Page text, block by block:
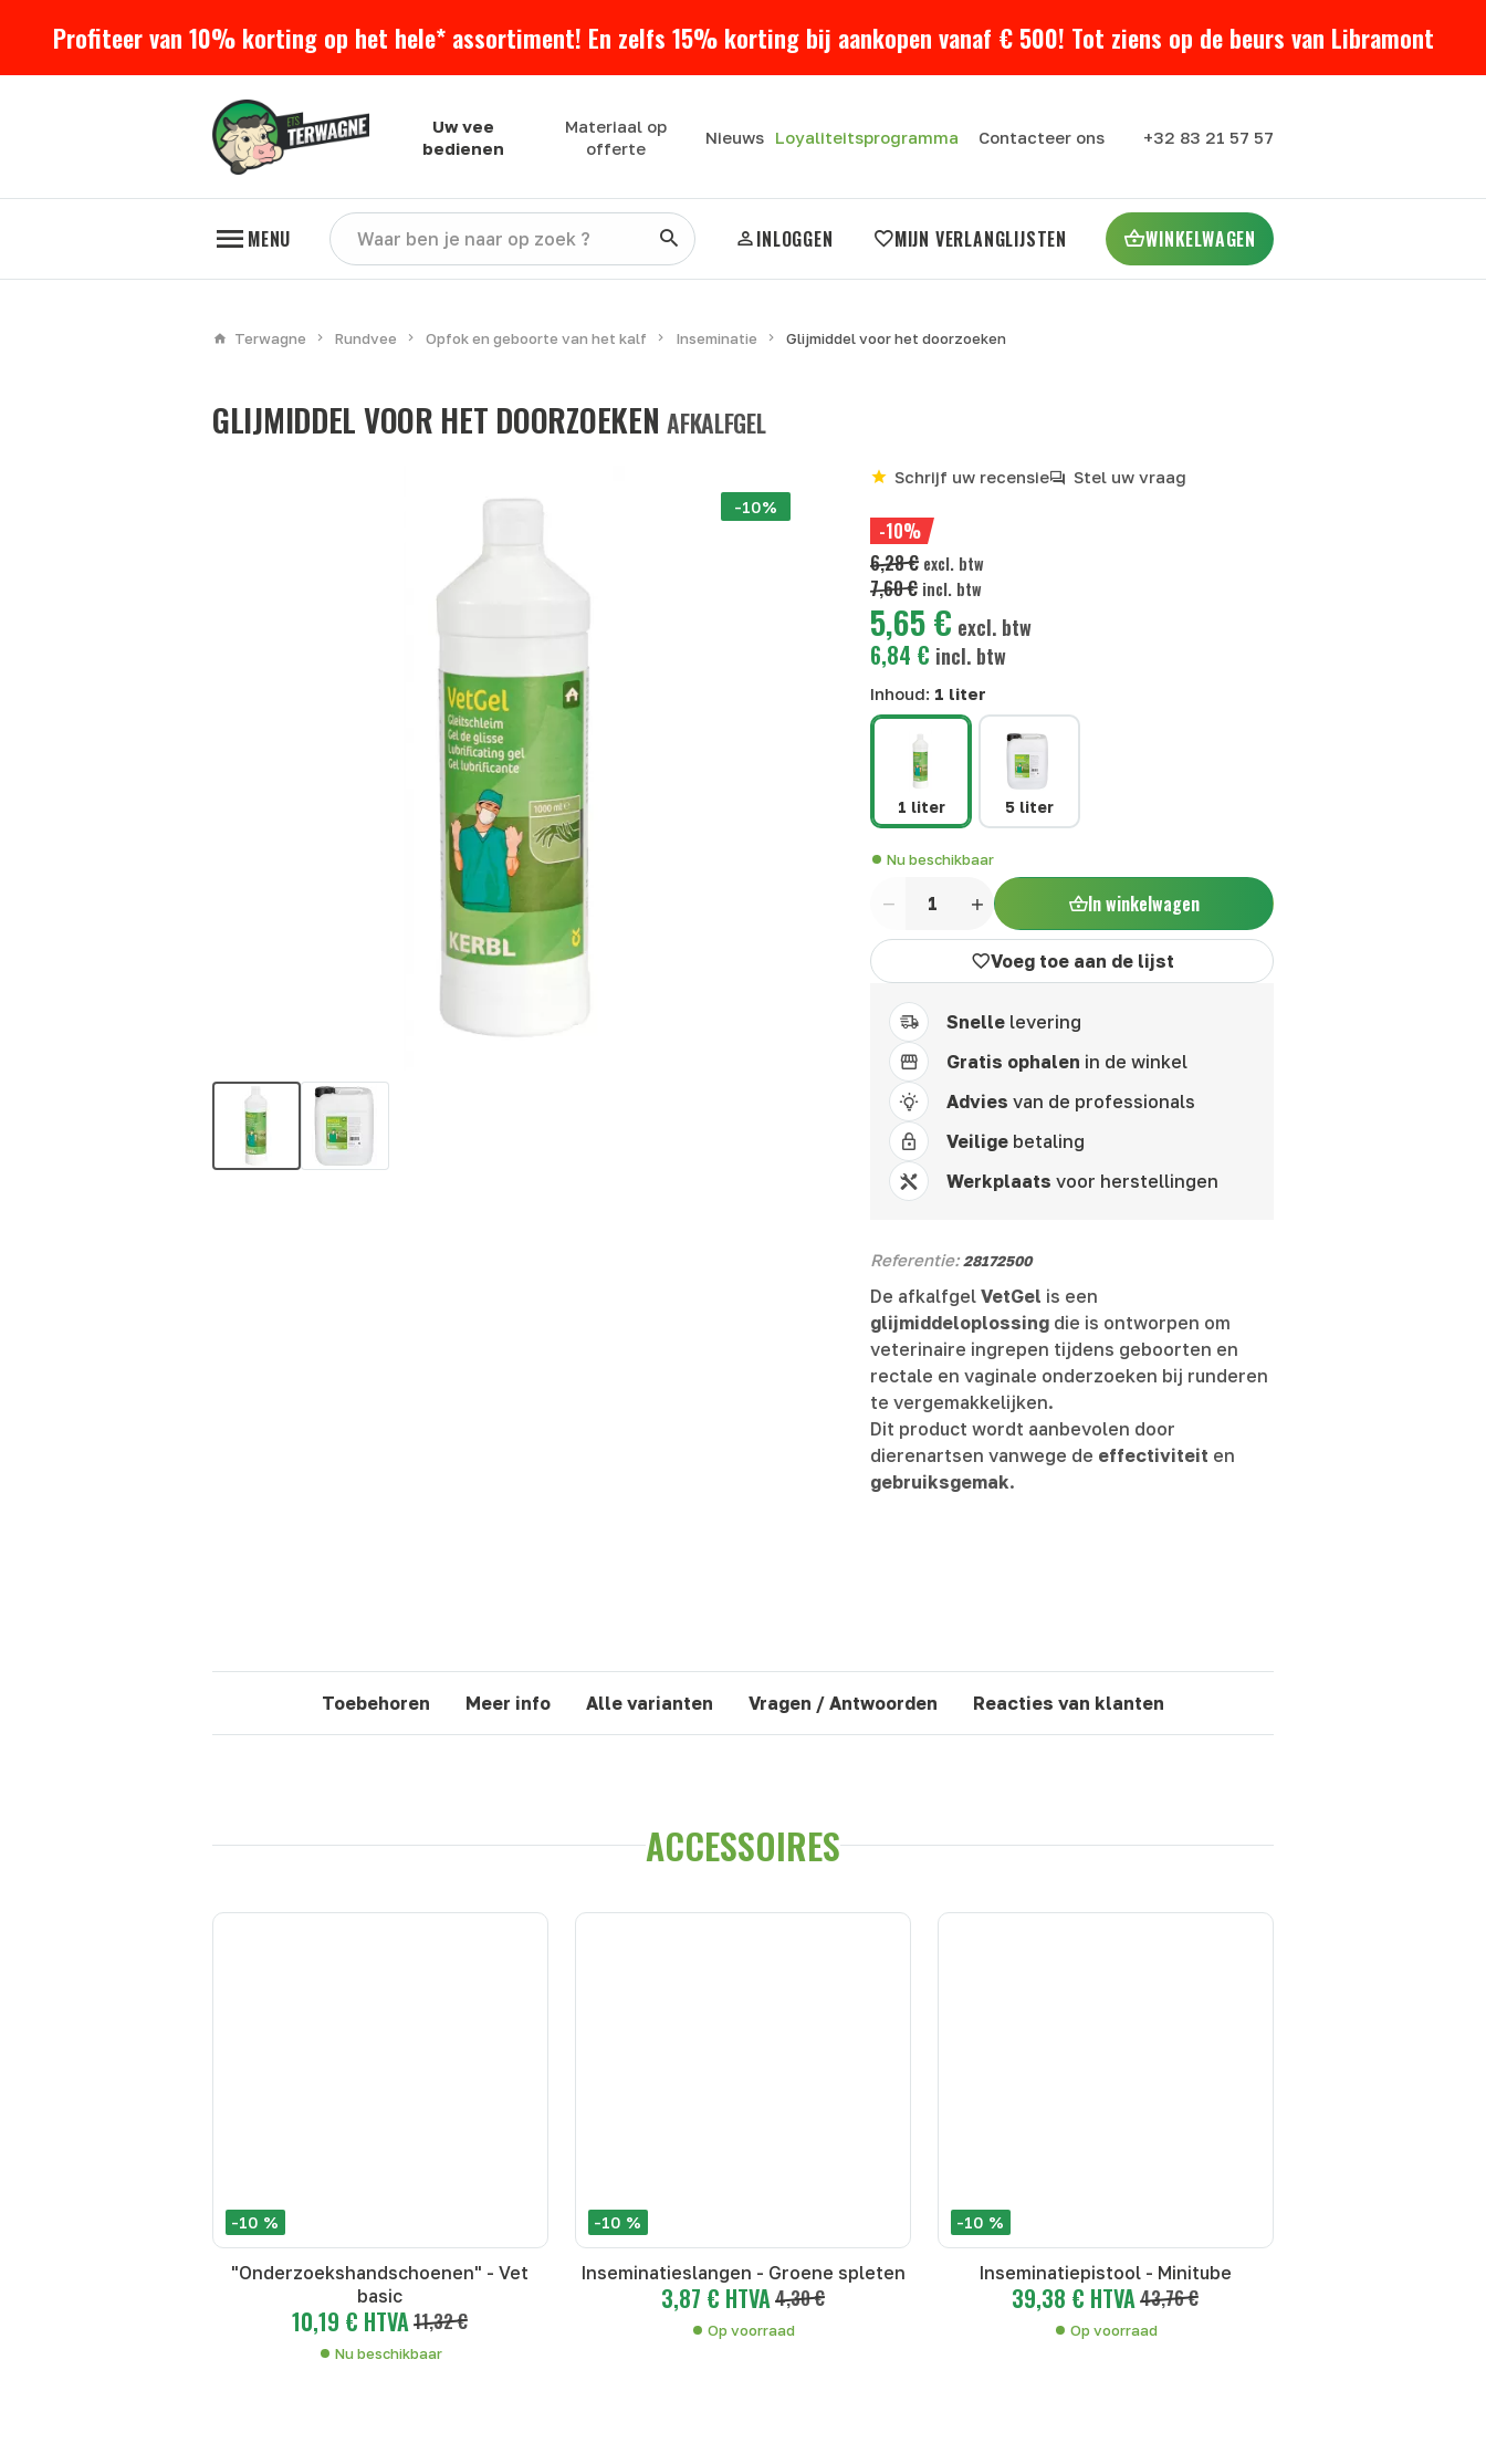
Profiteer van 10% korting op het hele* assortiment! En zelfs 15% korting bij aankopen vanaf € 500! Tot ziens op de beurs van Libramont
Uw vee
bedienen
Materiaal op
offerte
Nieuws Loyaliteitsprogramma Contacteer ons +32 83 21 57 57
MENU INLOGGEN MIJN VERLANGLIJSTEN WINKELWAGEN
Terwagne Rundvee Opfok en geboorte van het kalf Inseminatie Glijmiddel voor het doorzoeken
GLIJMIDDEL VOOR HET DOORZOEKENAFKALFGEL
Schrijf uw recensie
Stel uw vraag
-10%
-10%
6,28 € excl. btw
7,60 € incl. btw
5,65 € excl. btw
6,84 € incl. btw
Inhoud: 1 liter
1 liter 5 liter
Nu beschikbaar
Aantal In winkelwagen
Voeg toe aan de lijst
Snellelevering
Gratis ophalen in de winkel
Advies van de professionals
Veiligebetaling
Werkplaats voor herstellingen
Referentie:28172500
De afkalfgelVetGel is een
glijmiddeloplossing die is ontworpen om
veterinaire ingrepen tijdens geboorten en
rectale en vaginale onderzoeken bij runderen
te vergemakkelijken.
Dit product wordt aanbevolen door
dierenartsen vanwege de effectiviteit en
gebruiksgemak.
Toebehoren Meer info Alle varianten Vragen / Antwoorden Reacties van klanten
ACCESSOIRES
-10 %
"Onderzoekshandschoenen" - Vet
basic
10,19 € HTVA 11,32 €
Nu beschikbaar
-10 %
Inseminatieslangen - Groene spleten
3,87 € HTVA 4,30 €
Op voorraad
-10 %
Inseminatiepistool - Minitube
39,38 € HTVA 43,76 €
Op voorraad